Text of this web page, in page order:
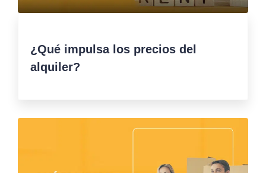
¿Qué impulsa los precios del
alquiler?